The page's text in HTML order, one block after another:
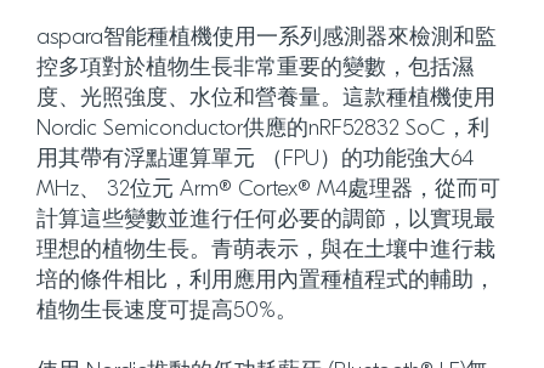
aspara智能種植機使用一系列感測器來檢測和監
控多項對於植物生長非常重要的變數，包括濕
度、光照強度、水位和營養量。這款種植機使用
Nordic Semiconductor供應的nRF52832 SoC，利
用其帶有浮點運算單元 （FPU）的功能強大64
MHz、 32位元 Arm® Cortex® M4處理器，從而可
計算這些變數並進行任何必要的調節，以實現最
理想的植物生長。青萌表示，與在土壤中進行栽
培的條件相比，利用應用內置種植程式的輔助，
植物生長速度可提高50%。